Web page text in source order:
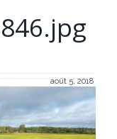
août 5, 2018